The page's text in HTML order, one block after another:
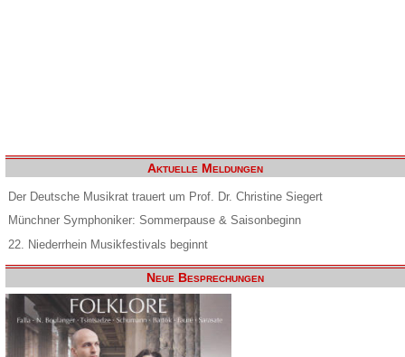
Aktuelle Meldungen
Der Deutsche Musikrat trauert um Prof. Dr. Christine Siegert
Münchner Symphoniker: Sommerpause & Saisonbeginn
22. Niederrhein Musikfestivals beginnt
Neue Besprechungen